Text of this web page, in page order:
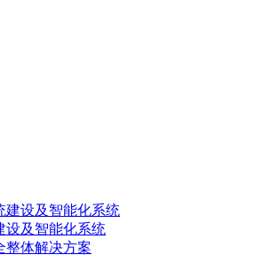
设及智能化系统